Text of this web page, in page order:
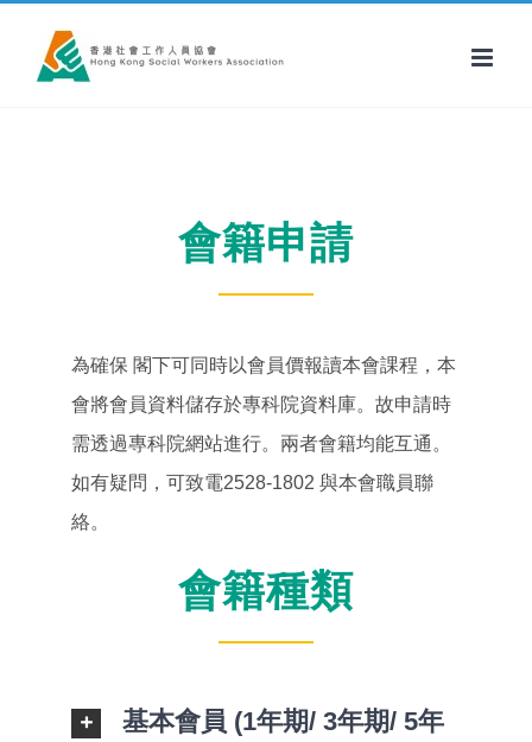
會籍申請
為確保 閣下可同時以會員價報讀本會課程，本
會將會員資料儲存於專科院資料庫。故申請時
需透過專科院網站進行。兩者會籍均能互通。
如有疑問，可致電2528-1802 與本會職員聯
絡。
會籍種類
基本會員 (1年期/ 3年期/ 5年